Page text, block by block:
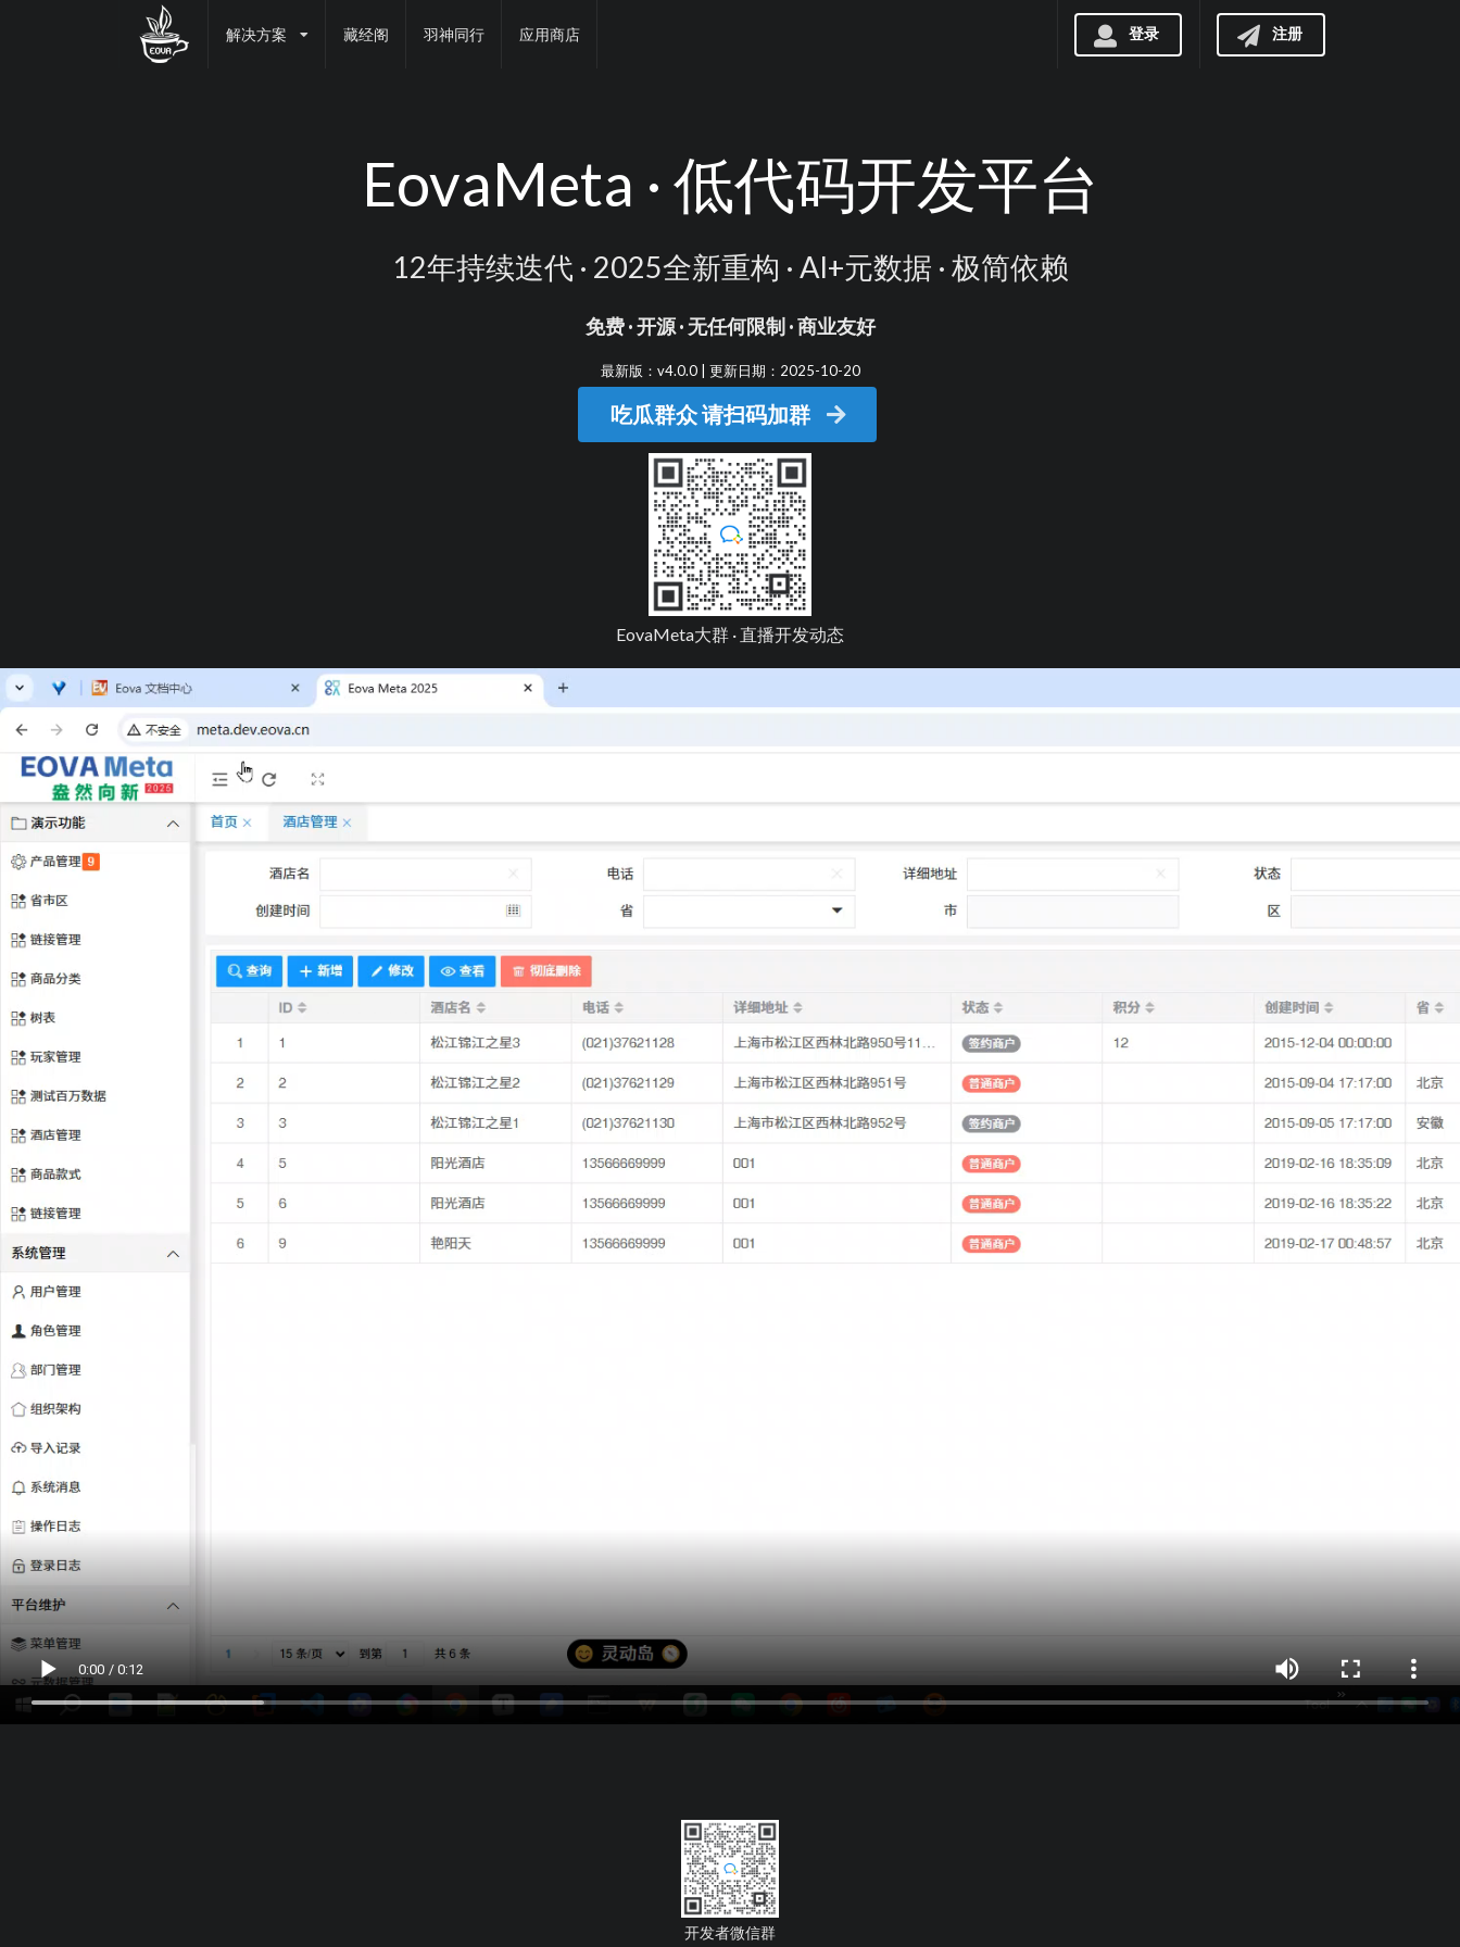
解决方案 藏经阁 羽神同行 应用商店 登录 注册
EovaMeta · 低代码开发平台
12年持续迭代 · 2025全新重构 · AI+元数据 · 极简依赖
免费 · 开源 · 无任何限制 · 商业友好
最新版：v4.0.0 | 更新日期：2025-10-20
吃瓜群众 请扫码加群
EovaMeta大群 · 直播开发动态
开发者微信群